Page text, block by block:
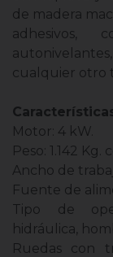
de madera
adhesivos,
cualquier otro
Motor: 4 kW.
Peso: 1.142 Kg.
Ancho de
Fuente de
Tipo de
hidráulica,
Ruedas con